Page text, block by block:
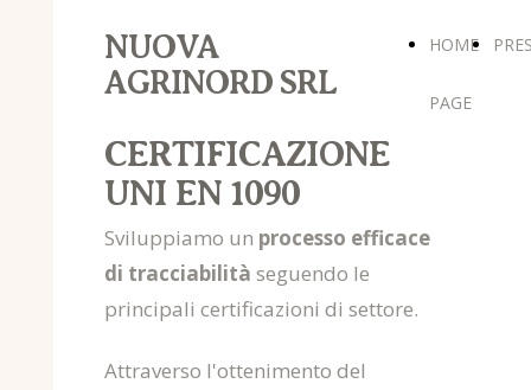
NUOVA
AGRINORD SRL
HOME
PAGE
CERTIFICAZIONE
UNI EN 1090
Sviluppiamo un processo efficace
di tracciabilità seguendo le
principali certificazioni di settore.
Attraverso l'ottenimento del